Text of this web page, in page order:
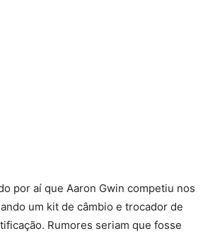
por aí que Aaron Gwin competiu nos
um kit de câmbio e trocador de
Rumores seriam que fosse